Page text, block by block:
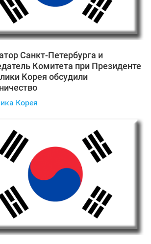
Санкт‑Петербурга и
Комитета при Президенте
Корея обсудили
Корея